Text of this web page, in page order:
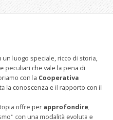
un luogo speciale, ricco di storia,
peculiari che vale la pena di
con la Cooperativa
la conoscenza e il rapporto con il
offre per approfondire,
con una modalità evoluta e